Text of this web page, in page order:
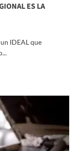
ES LA
IDEAL que